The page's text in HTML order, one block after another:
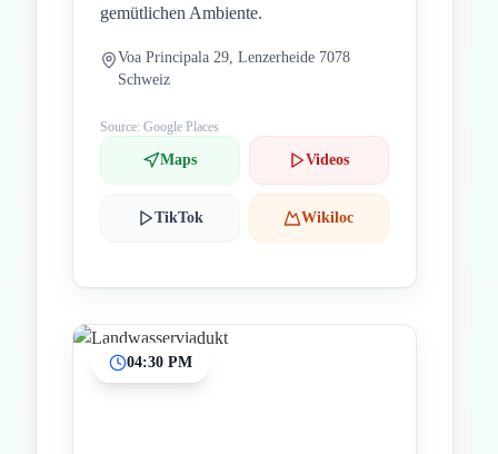
gemütlichen Ambiente.
Voa Principala 29, Lenzerheide 7078
Schweiz
Source: Google Places
Maps Videos
TikTok Wikiloc
04:30 PM